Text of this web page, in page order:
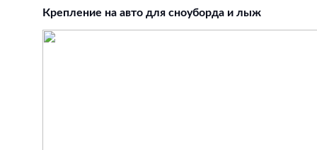
Крепление на авто для сноуборда и лыж